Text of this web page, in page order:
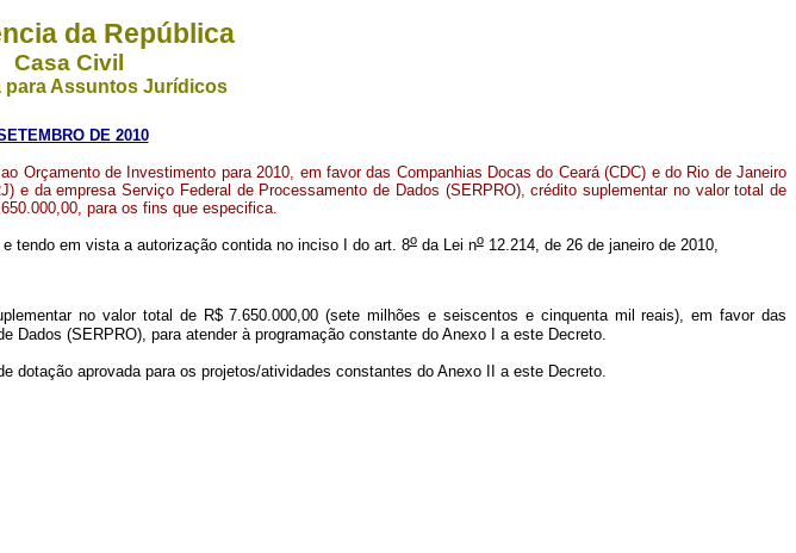
da República
Casa Civil
para Assuntos Jurídicos
DE 2010
Orçamento de Investimento para 2010, em favor das Companhias Docas do Ceará (CDC) e do Rio de Janeiro
e da empresa Serviço Federal de Processamento de Dados (SERPRO), crédito suplementar no valor total de
para os fins que especifica.
tendo em vista a autorização contida no inciso I do art. 8oda Lei no12.214, de 26 de janeiro de 2010,
no valor total de R$ 7.650.000,00 (sete milhões e seiscentos e cinquenta mil reais), em favor das
Dados (SERPRO) , para atender à programação constante do Anexo I a este Decreto.
dotação aprovada para os projetos/atividades constantes do Anexo II a este Decreto.